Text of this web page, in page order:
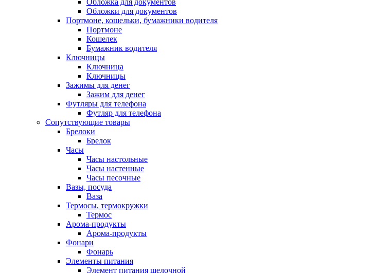
Обложка для документов
Обложки для документов
Портмоне, кошельки, бумажники водителя
Портмоне
Кошелек
Бумажник водителя
Ключницы
Ключница
Ключницы
Зажимы для денег
Зажим для денег
Футляры для телефона
Футляр для телефона
Сопутствующие товары
Брелоки
Брелок
Часы
Часы настольные
Часы настенные
Часы песочные
Вазы, посуда
Ваза
Термосы, термокружки
Термос
Арома-продукты
Арома-продукты
Фонари
Фонарь
Элементы питания
Элемент питания щелочной